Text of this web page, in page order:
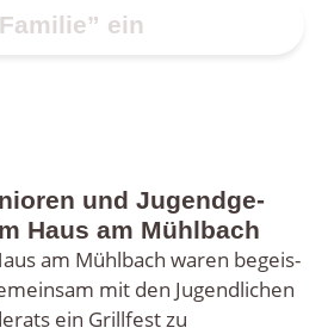
und Jugend­ge­
Haus am Mühlbach
am Mühl­bach waren begeis­
mit den Jugend­li­chen
ein Grill­fest zu